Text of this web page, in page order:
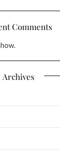
Comments
Archives